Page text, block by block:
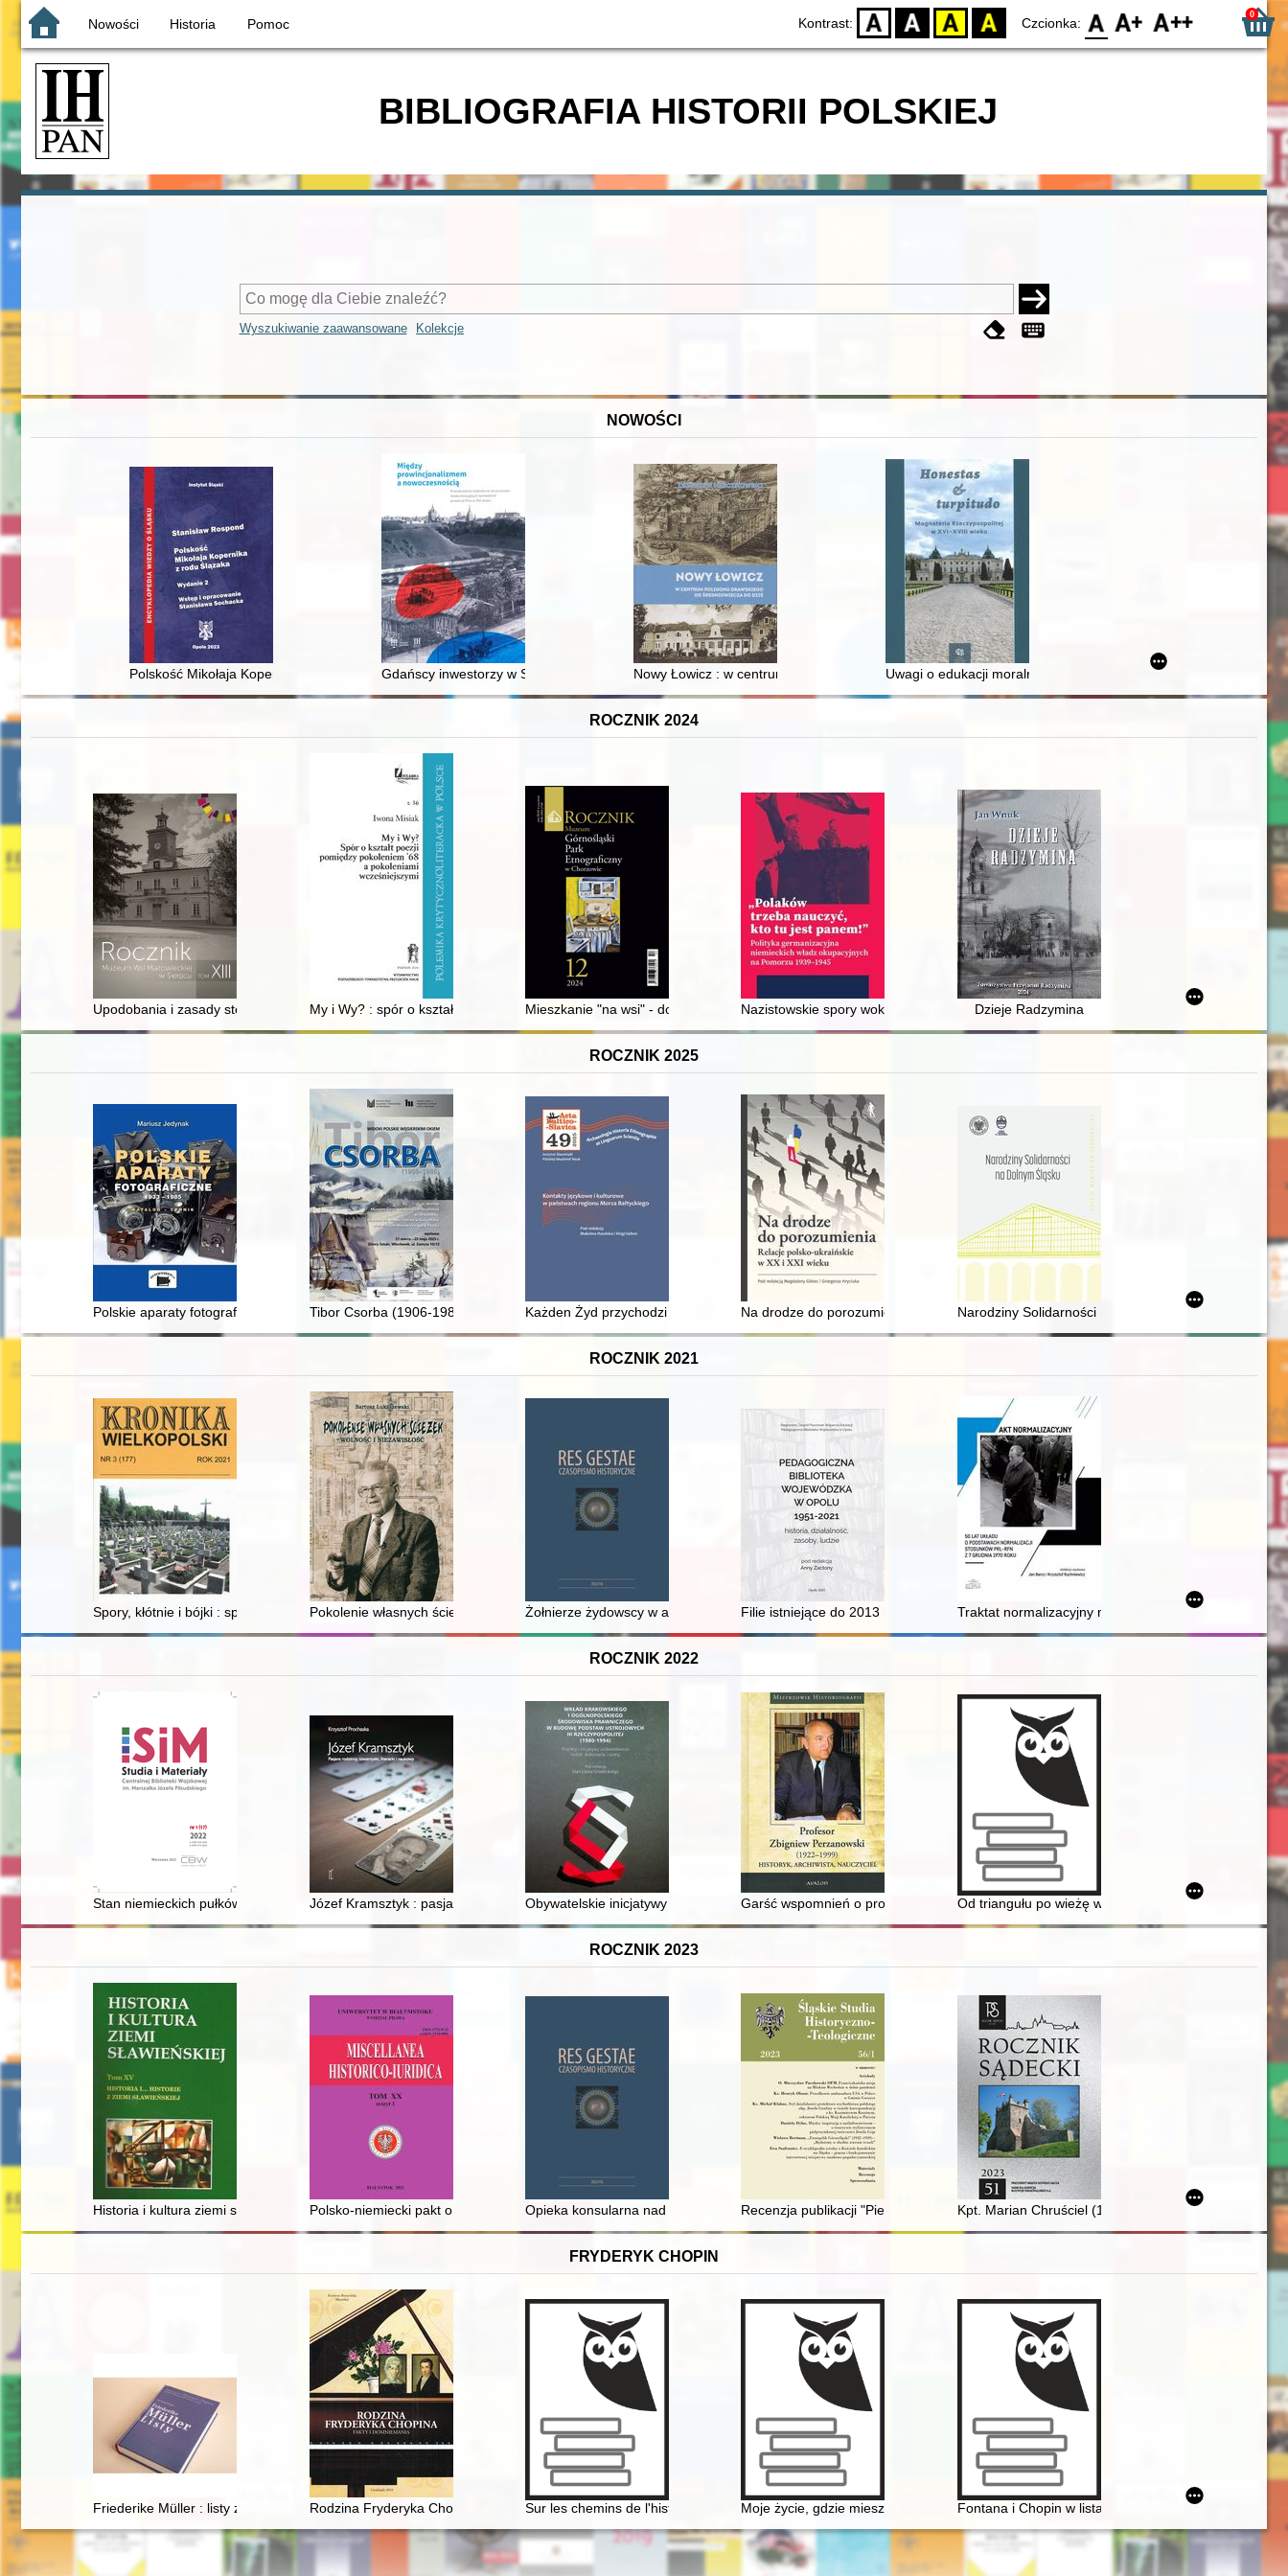
Nowości Historia Pomoc Kontrast: D BW YB BY Czcionka: F0 F1 F2 0
BIBLIOGRAFIA HISTORII POLSKIEJ
Wyszukiwanie zaawansowane Kolekcje
NOWOŚCI
Polskość Mikołaja Kopernika z rodu ŚlązakaGdańscy inwestorzy w Sopocie : prestiż finansowy i towarzyski lokalnego mieszczaństwa w 2. poł. XIX w
Nowy Łowicz : w centrum poligonu drawskiego od średniowiecza do dziśUwagi o edukacji moralnej synów szlacheckich w XVI-wiecznej
ROCZNIK 2024
Upodobania i zasady stosowania kolorów w architekturze i wnętrzach w pierwszej połowie XIX w. na przykładzie ratusza w Sierpcu
My i Wy? : spór o kształt poezji pomiędzy pokoleniem '68 a pokoleniami wcześniejszymi
Mieszkanie "na wsi" - dobrodziejstwo czy fatum czyhające na sędziów i adwokatów na ziemiach byłej dzielnicy pruskiej?
Nazistowskie spory wokół polityki germanizacyjnej w Okręgu Rzeszy Gdańsk-Prusy
Dzieje Radzymina
ROCZNIK 2025
Polskie aparaty fotograficzne 1933-1985 : katalog, cennikTibor Csorba (1906-1985) : widoki polskie węgierskim okiemKażden Żyd przychodzi już na świat łajdakiem" : o kwestii żydowskiej w niepublikowanej powieści "Żółte róże" Emmy
Na drodze do porozumienia : relacje polsko-ukraińskie w XX i XXI wieku
Narodziny Solidarności na Dolnym Śląsku
ROCZNIK 2021
Spory, kłótnie i bójki : sprawy obyczajowe toczone przed kleczewskim sądem wójtowskim (1638-1648)
Pokolenie własnych ścieżek : Wolność i NiezawisłośćŻołnierze żydowscy w armii austro-węgierskiej podczas I wojny światowej
Filie istniejące do 2013 roku Traktat normalizacyjny między Polską a RFN z 7
ROCZNIK 2022
Stan niemieckich pułków pancernych w czerwcu 1941 roku przed operacją "Barbarossa" = The condition of the German Panzer Regiments in june 1941 before operation "Barbarossa"
Józef Kramsztyk : pasjans rodzinny, towarzyski, literacki i naukowy
Obywatelskie inicjatywy ustawodawcze "Solidarności"Garść wspomnień o profesorze Zbigniewie PerzanowskimOd triangułu po wieżę widokową : zmiany na szczycie
ROCZNIK 2023
Historia i kultura ziemi sławieńskiej. T. 15,Polsko-niemiecki pakt o nieagresji z 1934 r. – geneza i przegląd postanowień
Opieka konsularna nad polskimi emigrantami sezonowymi na Łotwie w latach 1928-1939
Recenzja publikacji "Pielgrzymki Józefa Goja do Ziemi Świętej w 1902 i 1905 roku :
Kpt. Marian Chruściel (1906-1938) : z II Gimnazjum
FRYDERYK CHOPIN
Friederike Müller : listy z Paryża 1839-1845 : nauczanie i otoczenie Fryderyka Chopina w świetle korespondencji jego ulubionej uczennicy
Rodzina Fryderyka Chopina. Fakty i domniemaniaSur les chemins de l'histoire littéraire. En hommage à Maciej Żurowski [1915-2003]
Moje życie, gdzie mieszka B[r]zowski?" - glosa do datowania korespondencji Chopina
Fontana i Chopin w listach